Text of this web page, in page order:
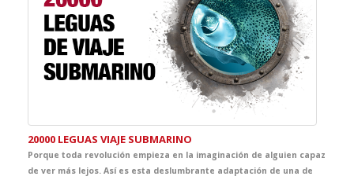
20000 LEGUAS VIAJE SUBMARINO
Porque toda revolución empieza en la imaginación de alguien capaz
de ver más lejos. Así es esta deslumbrante adaptación de una de